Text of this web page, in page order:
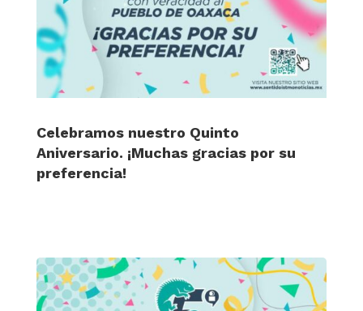
Celebramos nuestro Quinto
Aniversario. ¡Muchas gracias por su
preferencia!